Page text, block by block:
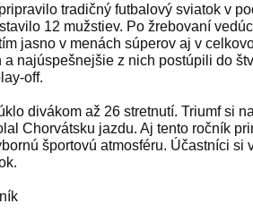
tradičný futbalový sviatok v
12 mužstiev. Po žrebovaní
jasno v menách súperov aj v
najúspešnejšie z nich postúpili do
off.
divákom až 26 stretnutí. Triumf si
Chorvátsku jazdu. Aj tento ročník
športovú atmosféru. Účastníci si